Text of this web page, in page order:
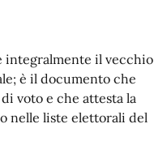
integralmente il vecchio
è il documento che
voto e che attesta la
nelle liste elettorali del